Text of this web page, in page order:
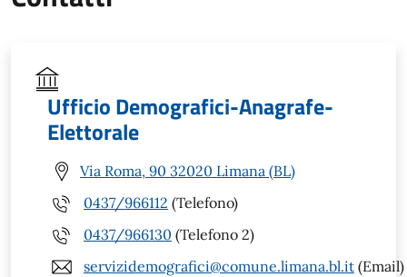
Ufficio Demografici-Anagrafe-
Elettorale
Via Roma, 90 32020 Limana (BL)
0437/966112 (Telefono)
0437/966130 (Telefono 2)
servizidemografici@comune.limana.bl.it (Email)